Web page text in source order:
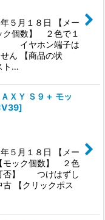
月１８日 【メー
個数】 ２色で１
イヤホン端子は
ん 【商品の状
ト…
ＸＹ Ｓ９＋ モッ
]
月１８日 【メー
ック個数】 ２色
否】 つけはずし
【クリックポス